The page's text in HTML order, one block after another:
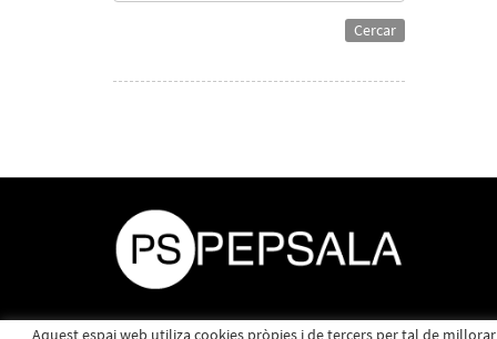
Cercar
Aquest espai web utiliza cookies pròpies i de tercers per tal de